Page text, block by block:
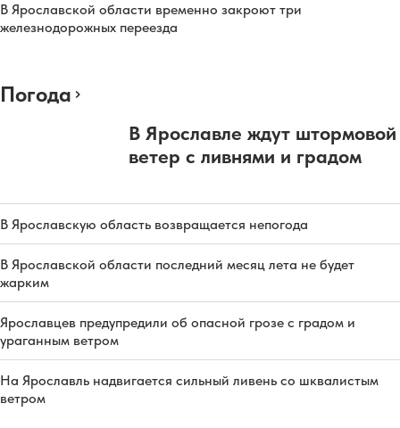
В Ярославской области временно закроют три
железнодорожных переезда
Погода
В Ярославле ждут штормовой
ветер с ливнями и градом
В Ярославскую область возвращается непогода
В Ярославской области последний месяц лета не будет
жарким
Ярославцев предупредили об опасной грозе с градом и
ураганным ветром
На Ярославль надвигается сильный ливень со шквалистым
ветром